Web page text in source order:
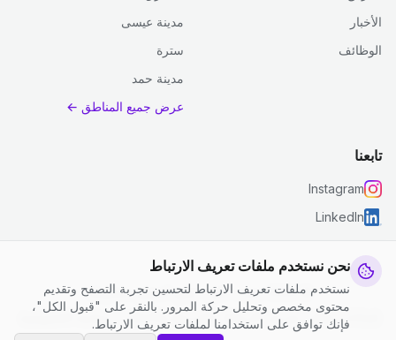
نحن نستخدم ملفات تعريف الارتباط
نستخدم ملفات تعريف الارتباط لتحسين تجربة التصفح وتقديم
محتوى مخصص وتحليل حركة المرور. بالنقر على "قبول الكل"،
فإنك توافق على استخدامنا لملفات تعريف الارتباط.
الأخبار
الوظائف
مدينة عيسى
سترة
مدينة حمد
عرض جميع المناطق ←
تابعنا
Instagram
LinkedIn
© 2026 جست كلين. جميع الحقوق محفوظة.
سياسة الخصوصية
الشروط والأحكام | إعدادات ملفات تعريف الارتباط